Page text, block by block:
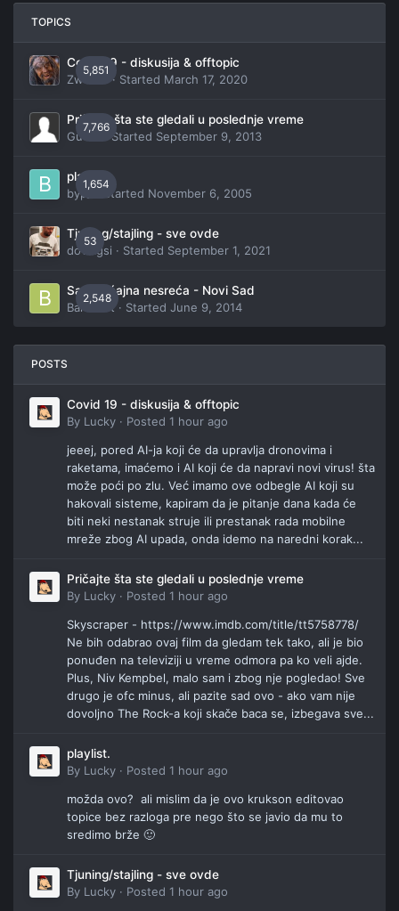
TOPICS
5,851
Covid 19 - diskusija & offtopic
Zwerko
· Started March 17, 2020
7,766
Pričajte šta ste gledali u poslednje vreme
Guest · Started September 9, 2013
1,654
playlist.
byp_
· Started November 6, 2005
53
Tjuning/stajling - sve ovde
dovlagsi · Started September 1, 2021
2,548
Saobraćajna nesreća - Novi Sad
Bahamut· Started June 9, 2014
POSTS
Covid 19 - diskusija & offtopic
By Lucky · Posted 1 hour ago
jeeej, pored AI-ja koji će da upravlja dronovima i
raketama, imaćemo i AI koji će da napravi novi virus! šta
može poći po zlu. Već imamo ove odbegle AI koji su
hakovali sisteme, kapiram da je pitanje dana kada će
biti neki nestanak struje ili prestanak rada mobilne
mreže zbog AI upada, onda idemo na naredni korak...
Pričajte šta ste gledali u poslednje vreme
By Lucky · Posted 1 hour ago
Skyscraper - https://www.imdb.com/title/tt5758778/
Ne bih odabrao ovaj film da gledam tek tako, ali je bio
ponuđen na televiziji u vreme odmora pa ko veli ajde.
Plus, Niv Kempbel, malo sam i zbog nje pogledao! Sve
drugo je ofc minus, ali pazite sad ovo - ako vam nije
dovoljno The Rock-a koji skače baca se, izbegava sve...
playlist.
By Lucky · Posted 1 hour ago
možda ovo? ali mislim da je ovo krukson editovao
topice bez razloga pre nego što se javio da mu to
sredimo brže 🙂
Tjuning/stajling - sve ovde
By Lucky · Posted 1 hour ago